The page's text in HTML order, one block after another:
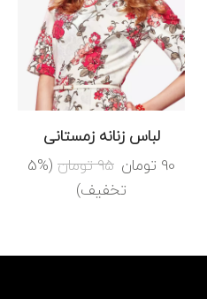
لباس زنانه زمستانی
90 تومان 95تومان (5%
تخفیف)